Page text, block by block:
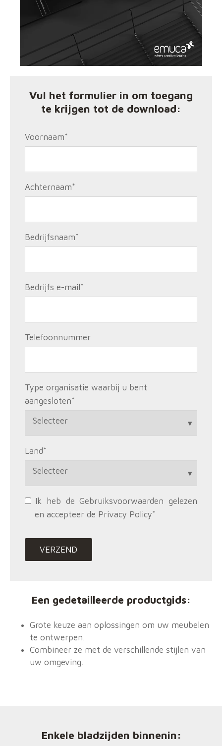
Vul het formulier in om toegang
te krijgen tot de download:
Voornaam*
Achternaam*
Bedrijfsnaam*
Bedrijfs e-mail*
Telefoonnummer
Type organisatie waarbij u bent
aangesloten*
Land*
Ik heb de Gebruiksvoorwaarden gelezen
en accepteer de Privacy Policy*
Een gedetailleerde productgids:
Grote keuze aan oplossingen om uw meubelen
te ontwerpen.
Combineer ze met de verschillende stijlen van
uw omgeving.
Enkele bladzijden binnenin: